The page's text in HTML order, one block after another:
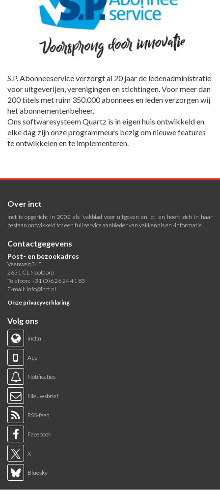
S.P. Abonneeservice verzorgt al 20 jaar de ledenadministratie
voor uitgeverijen, verenigingen en stichtingen. Voor meer dan
200 titels met ruim 350.000 abonnees en leden verzorgen wij
het abonnementenbeheer.
Ons softwaresysteem Quartz is in eigen huis ontwikkeld en
elke dag zijn onze programmeurs bezig om nieuwe features
te ontwikkelen en te implementeren.
Over inct
inct is opgericht in 2002 als 'vakblad voor uitgeven en ict' en heeft zich in haar
bestaan ontwikkeld tot een full service aanbieder van vakkennis en -informatie.
Contactgegevens
Post- en bezoekadres
Veenweg 34E
2631 CL Nootdorp
Telefoon: +31 (0)6 26 24 41 83
E-mail: info@inct.nl
Onze privacyverklaring
Volg ons
inct.nl
App
Notificaties
Nieuwsbrief
RSS-feed
Facebook
X
Bluesky